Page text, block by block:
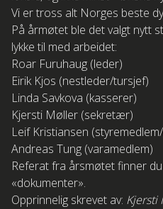
Vi er tross alt Norges beste
På årmøtet ble det valgt nytt
lykke til med arbeidet:
Roar Furuhaug (leder)
Eirik Kjos (nestleder/tursjef)
Linda Savkova (kasserer)
Kjersti Møller (sekretær)
Leif Kristiansen
Andreas Tung (varamedlem)
Referat fra årsmøtet finner
«dokumenter».
Opprinnelig skrevet av: Kjersti